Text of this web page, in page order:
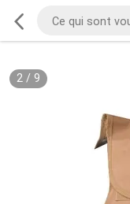
2/ 9